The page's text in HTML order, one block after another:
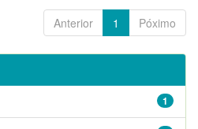
Anterior 1 Póximo
1